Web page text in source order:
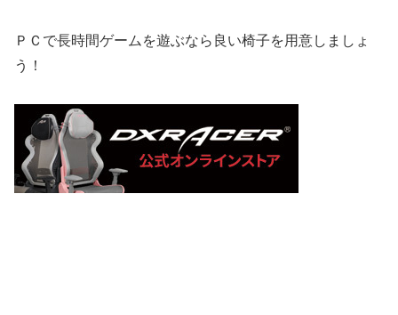
ＰＣで長時間ゲームを遊ぶなら良い椅子を用意しましょ
う！